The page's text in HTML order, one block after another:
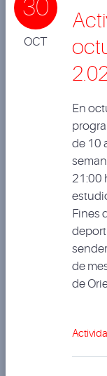
30
OCT
En
de 10
21:00
Fines
de
de